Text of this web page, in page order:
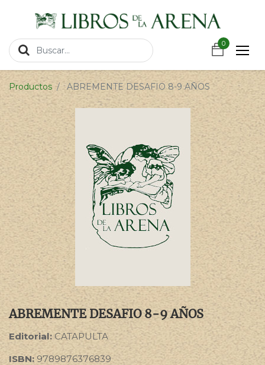
0
0
Productos ABREMENTE DESAFIO 8-9 AÑOS
ABREMENTE DESAFIO 8-9 AÑOS
Editorial: CATAPULTA
ISBN: 9789876376839